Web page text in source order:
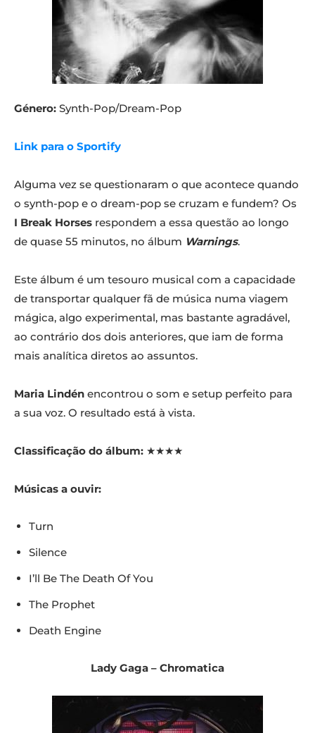
Género: Synth-Pop/Dream-Pop
Link para o Sportify
Alguma vez se questionaram o que acontece quando
o synth-pop e o dream-pop se cruzam e fundem? Os
I Break Horses respondem a essa questão ao longo
de quase 55 minutos, no álbum Warnings.
Este álbum é um tesouro musical com a capacidade
de transportar qualquer fã de música numa viagem
mágica, algo experimental, mas bastante agradável,
ao contrário dos dois anteriores, que iam de forma
mais analítica diretos ao assuntos.
Maria Lindén encontrou o som e setup perfeito para
a sua voz. O resultado está à vista.
Classificação do álbum: ★★★★
Músicas a ouvir:
Turn
Silence
I’ll Be The Death Of You
The Prophet
Death Engine
Lady Gaga – Chromatica